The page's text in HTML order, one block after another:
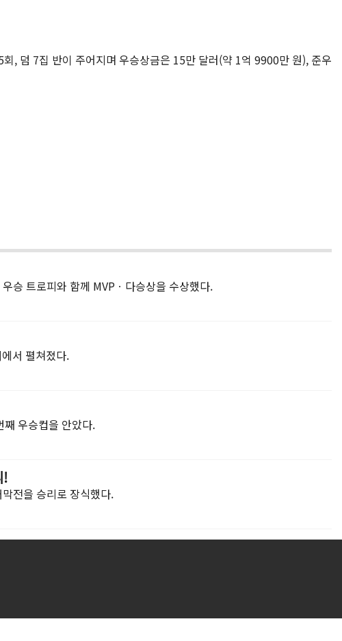
, 덤 7집 반이 주어지며 우승상금은 15만 달러(약 1억 9900만 원), 준우
승 트로피와 함께 MVPㆍ다승상을 수상했다.
서 펼쳐졌다.
우승컵을 안았다.
!
전을 승리로 장식했다.